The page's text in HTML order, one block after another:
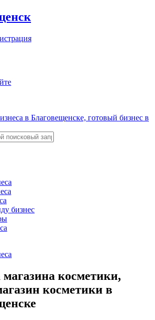
в Благовещенске, готовый бизнес в
бизнес
косметики,
косметики в